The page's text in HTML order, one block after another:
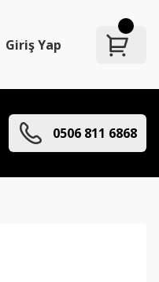
Giriş Yap
0506 811 6868